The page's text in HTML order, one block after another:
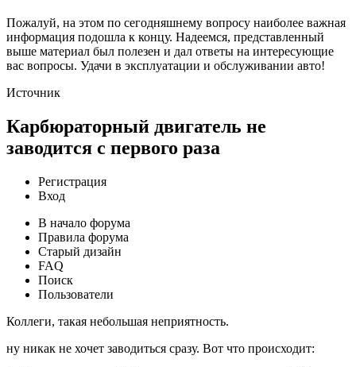
Пожалуй, на этом по сегодняшнему вопросу наиболее важная
информация подошла к концу. Надеемся, представленный
выше материал был полезен и дал ответы на интересующие
вас вопросы. Удачи в эксплуатации и обслуживании авто!
Источник
Карбюраторный двигатель не
заводится с первого раза
Регистрация
Вход
В начало форума
Правила форума
Старый дизайн
FAQ
Поиск
Пользователи
Коллеги, такая небольшая неприятность.
ну никак не хочет заводиться сразу. Вот что происходит: